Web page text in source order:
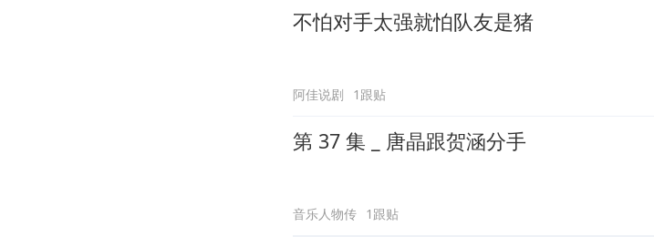
不怕对手太强就怕队友是猪
阿佳说剧 1跟贴
第 37 集 _ 唐晶跟贺涵分手
音乐人物传 1跟贴